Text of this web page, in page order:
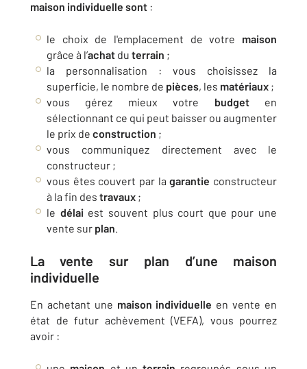
maison individuelle sont :
le choix de l'emplacement de votre maison
grâce à l’achat du terrain ;
la personnalisation : vous choisissez la
superficie, le nombre de pièces, les matériaux ;
vous gérez mieux votre budgeten
sélectionnant ce qui peut baisser ou augmenter
le prix de construction ;
vous communiquez directement avec le
constructeur ;
vous êtes couvert par lagarantie constructeur
à la fin des travaux ;
le délaiest souvent plus court que pour une
vente sur plan
La vente sur plan d’une maison
individuelle
En achetant une maison individuelle en vente en
état de futur achèvement (VEFA), vous pourrez
avoir :